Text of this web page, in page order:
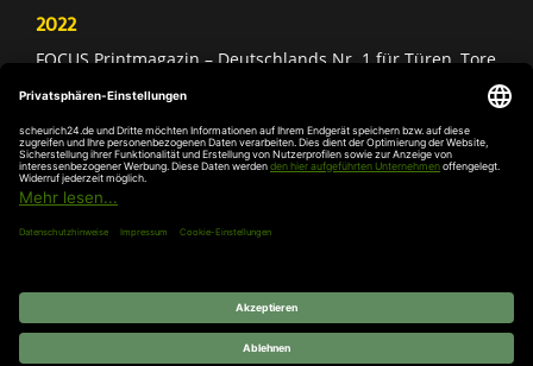
2022
FOCUS Printmagazin – Deutschlands Nr. 1 für Türen, Tore
Deutschland Test – Bester Onlineshop 2022
FOCUS Money – Branchensieger „Rund ums Haus“
DIE WELT – Service-Champion im erlebten Kundenservice
DIE WELT – Branchengewinner Gold-Rang (Türen, Tore &
Antriebe)